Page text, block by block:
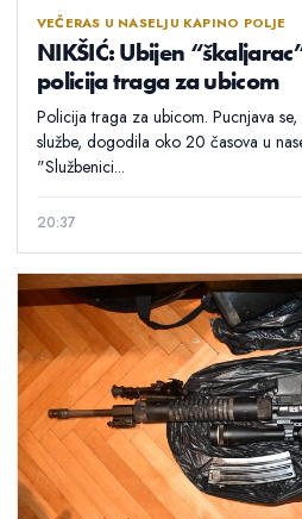
VEČERAS U NASELJU KAPINO POLJE
NIKŠIĆ: Ubijen
policija traga za ubicom
Policija traga za ubicom. Pucnjava
službe, dogodila oko 20 časova u
"Službenici...
20:37